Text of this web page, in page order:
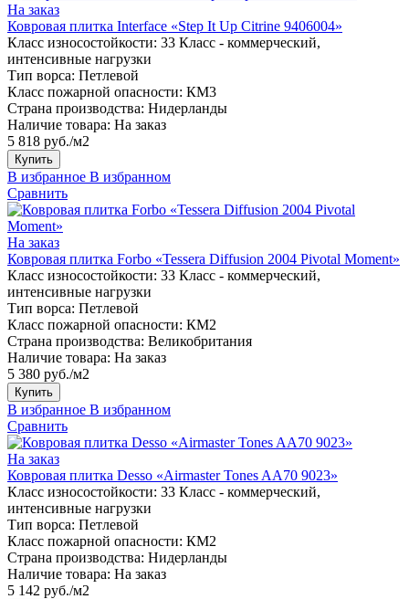
На заказ
Ковровая плитка Interface «Step It Up Citrine 9406004»
Класс износостойкости: 33 Класс - коммерческий,
интенсивные нагрузки
Тип ворса: Петлевой
Класс пожарной опасности: КМ3
Страна производства: Нидерланды
Наличие товара: На заказ
5 818 руб./м2
Купить
В избранное В избранном
Сравнить
На заказ
Ковровая плитка Forbo «Tessera Diffusion 2004 Pivotal Moment»
Класс износостойкости: 33 Класс - коммерческий,
интенсивные нагрузки
Тип ворса: Петлевой
Класс пожарной опасности: КМ2
Страна производства: Великобритания
Наличие товара: На заказ
5 380 руб./м2
Купить
В избранное В избранном
Сравнить
На заказ
Ковровая плитка Desso «Airmaster Tones AA70 9023»
Класс износостойкости: 33 Класс - коммерческий,
интенсивные нагрузки
Тип ворса: Петлевой
Класс пожарной опасности: КМ2
Страна производства: Нидерланды
Наличие товара: На заказ
5 142 руб./м2